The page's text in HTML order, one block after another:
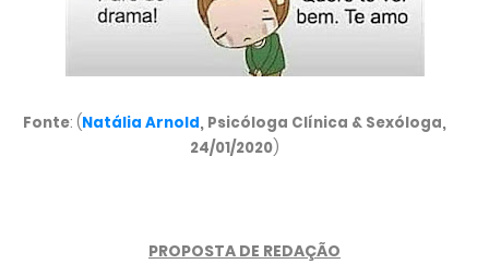
Fonte: (Natália Arnold, Psicóloga Clínica & Sexóloga,
24/01/2020)
PROPOSTA DE REDAÇÃO